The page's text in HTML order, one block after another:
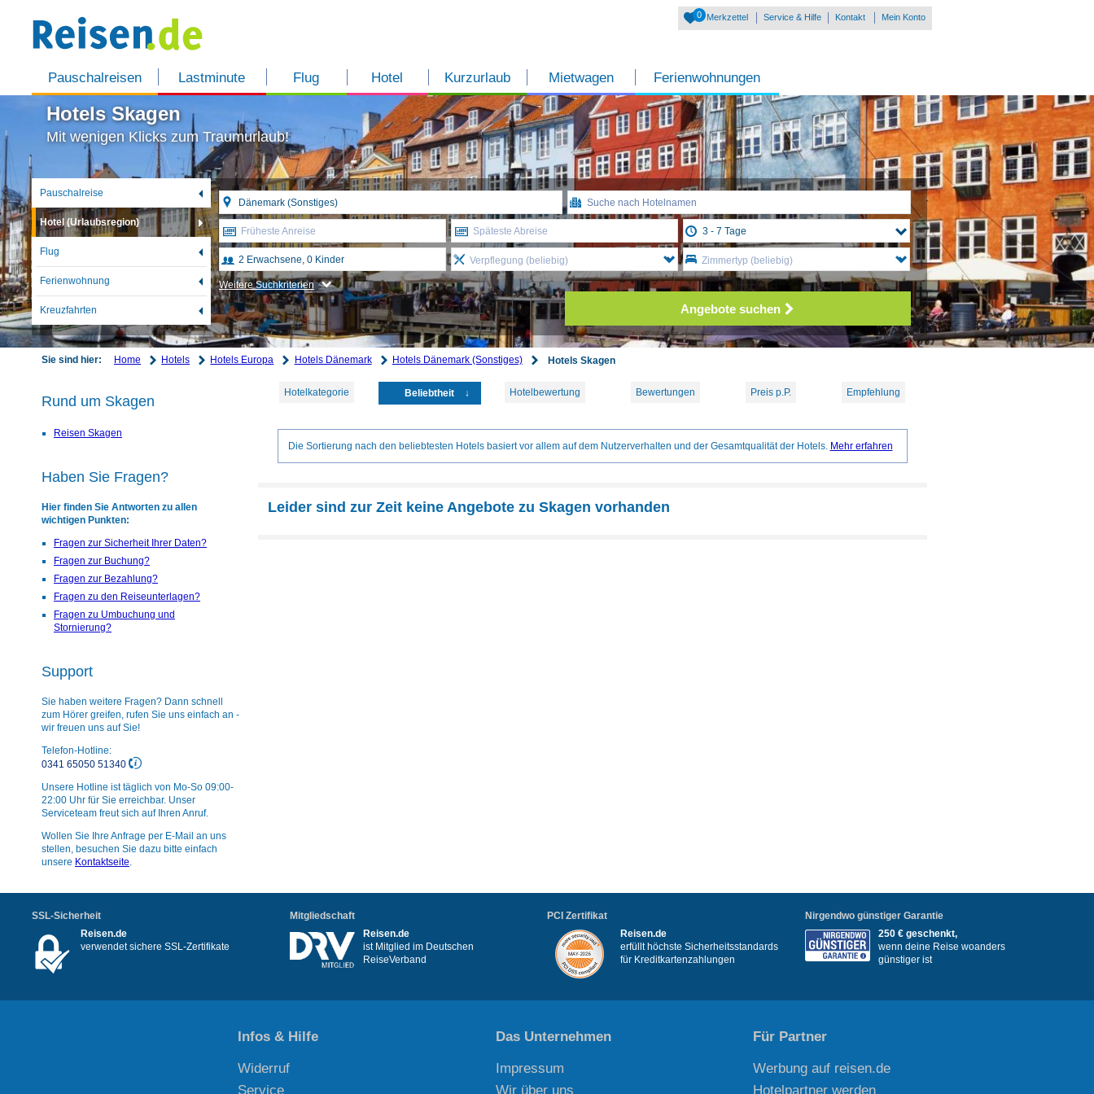
Pauschalreisen Lastminute Flug Hotel Kurzurlaub Mietwagen Ferienwohnungen
0 Merkzettel Service & Hilfe Kontakt Mein Konto
Hotels Skagen
Mit wenigen Klicks zum Traumurlaub!
Pauschalreise
Hotel (Urlaubsregion)
Flug
Ferienwohnung
Kreuzfahrten
Früheste Anreise Späteste Abreise
Verpflegung (beliebig) Zimmertyp (beliebig)
Weitere Suchkriterien
Angebote suchen
Sie sind hier: Home Hotels Hotels Europa Hotels Dänemark Hotels Dänemark (Sonstiges) Hotels Skagen
Hotelkategorie Beliebtheit Hotelbewertung Bewertungen Preis p.P. Empfehlung
Die Sortierung nach den beliebtesten Hotels basiert vor allem auf dem Nutzerverhalten und der Gesamtqualität der Hotels. Mehr erfahren
Leider sind zur Zeit keine Angebote zu Skagen vorhanden
Rund um Skagen
Reisen Skagen
Haben Sie Fragen?
Hier finden Sie Antworten zu allen
wichtigen Punkten:
Fragen zur Sicherheit Ihrer Daten?
Fragen zur Buchung?
Fragen zur Bezahlung?
Fragen zu den Reiseunterlagen?
Fragen zu Umbuchung und
Stornierung?
Support
Sie haben weitere Fragen? Dann schnell
zum Hörer greifen, rufen Sie uns einfach an -
wir freuen uns auf Sie!
Telefon-Hotline:
0341 65050 51340
Unsere Hotline ist täglich von Mo-So 09:00-
22:00 Uhr für Sie erreichbar. Unser
Serviceteam freut sich auf Ihren Anruf.
Wollen Sie Ihre Anfrage per E-Mail an uns
stellen, besuchen Sie dazu bitte einfach
unsere Kontaktseite.
SSL-Sicherheit
Reisen.de
verwendet sichere SSL-Zertifikate
Mitgliedschaft
Reisen.de
ist Mitglied im Deutschen
ReiseVerband
PCI Zertifikat
Reisen.de
erfüllt höchste Sicherheitsstandards
für Kreditkartenzahlungen
Nirgendwo günstiger Garantie
250 € geschenkt,
wenn deine Reise woanders
günstiger ist
Infos & Hilfe
Widerruf
Service
Das Unternehmen
Impressum
Wir über uns
Für Partner
Werbung auf reisen.de
Hotelpartner werden